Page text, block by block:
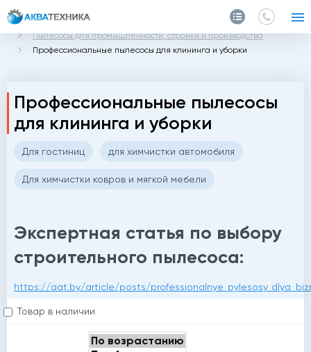
Главная
Каталог
Пылесосы для промышленности, стройки и производства
Профессиональные пылесосы для клининга и уборки
Профессиональные пылесосы
для клининга и уборки
Для гостиниц для химчистки автомобиля
Для химчистки ковров и мягкой мебели
Экспертная статья по выбору
строительного пылесоса:
https://aqt.by/article/posts/
Товар в наличии